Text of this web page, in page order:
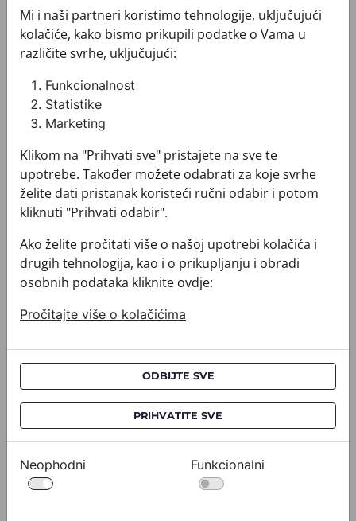
532,00 € 532,00 €
010102-000069
532,00 €
010102-000072
532,00 €
Mi i naši partneri koristimo tehnologije, uključujući
kolačiće, kako bismo prikupili podatke o Vama u
različite svrhe, uključujući:
Funkcionalnost
Statistike
Marketing
Klikom na "Prihvati sve" pristajete na sve te
upotrebe. Također možete odabrati za koje svrhe
želite dati pristanak koristeći ručni odabir i potom
kliknuti "Prihvati odabir".
Ako želite pročitati više o našoj upotrebi kolačića i
drugih tehnologija, kao i o prikupljanju i obradi
osobnih podataka kliknite ovdje:
Pročitajte više o kolačićima
ODBIJTE SVE
PRIHVATITE SVE
Neophodni Funkcionalni